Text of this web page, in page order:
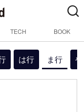
TECH BOOK
は行 ま行
SNS
SNS